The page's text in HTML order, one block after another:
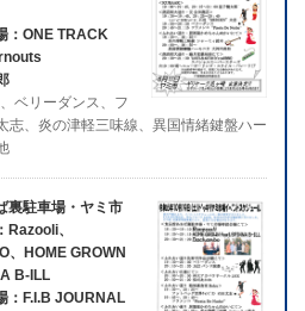
：ONE TRACK
ベリーダンス、フ
志、炎の津軽三味線、異国情緒鍵盤ハー
裏駐車場・ヤミ市
Razooli、
、HOME GROWN
B-ILL
：F.I.B JOURNAL